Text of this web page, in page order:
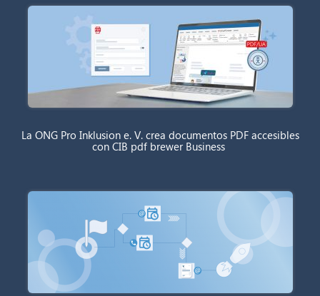
La ONG Pro Inklusion e. V. crea documentos PDF accesibles
con CIB pdf brewer Business